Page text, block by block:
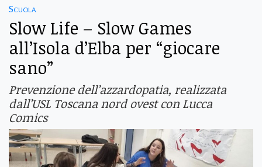
Scuola
Slow Life – Slow Games
all’Isola d’Elba per “giocare
sano”
Prevenzione dell’azzardopatia, realizzata
dall’USL Toscana nord ovest con Lucca
Comics